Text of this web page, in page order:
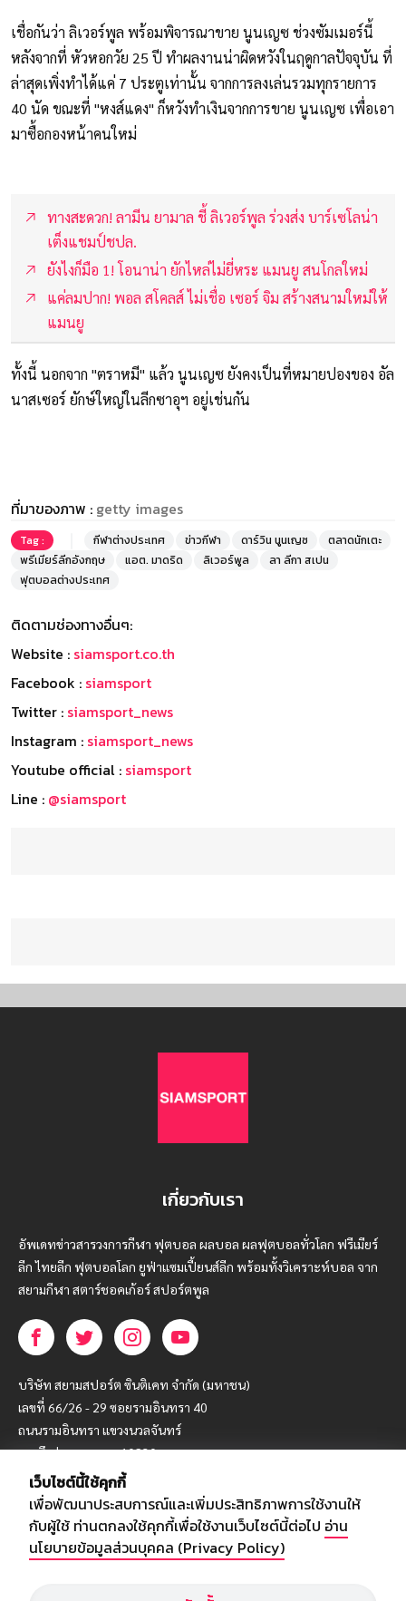
เชื่อกันว่า ลิเวอร์พูล พร้อมพิจารณาขาย นูนเญซ ช่วงซัมเมอร์นี้
หลังจากที่ หัวหอกวัย 25 ปี ทำผลงานน่าผิดหวังในฤดูกาลปัจจุบัน ที่
ล่าสุดเพิ่งทำได้แค่ 7 ประตูเท่านั้น จากการลงเล่นรวมทุกรายการ
40 นัด ขณะที่ "หงส์แดง" ก็หวังทำเงินจากการขาย นูนเญซ เพื่อเอา
มาซื้อกองหน้าคนใหม่
ทางสะดวก! ลามีน ยามาล ชี้ ลิเวอร์พูล ร่วงส่ง บาร์เซโลน่า
เต็งแชมป์ชปล.
ยังไงก็มือ 1! โอนาน่า ยักไหล่ไม่ยี่หระ แมนยู สนโกลใหม่
แค่ลมปาก! พอล สโคลส์ ไม่เชื่อ เซอร์ จิม สร้างสนามใหม่ให้
แมนยู
ทั้งนี้ นอกจาก "ตราหมี" แล้ว นูนเญซ ยังคงเป็นที่หมายปองของ อัล
นาสเซอร์ ยักษ์ใหญ่ในลีกซาอุฯ อยู่เช่นกัน
ที่มาของภาพ : getty images
Tag : กีฬาต่างประเทศ ข่าวกีฬา ดาร์วิน นูนเญซ
ตลาดนักเตะ
พรีเมียร์ลีกอังกฤษ
แอต. มาดริด ลิเวอร์พูล
ลา ลีกา สเปน
ฟุตบอลต่างประเทศ
ติดตามช่องทางอื่นๆ:
Website : siamsport.co.th
Facebook : siamsport
Twitter : siamsport_news
Instagram : siamsport_news
Youtube official : siamsport
Line : @siamsport
เกี่ยวกับเรา
อัพเดทข่าวสารวงการกีฬา ฟุตบอล ผลบอล ผลฟุตบอลทั่วโลก ฟรีเมียร์
ลีก ไทยลีก ฟุตบอลโลก ยูฟ่าแซมเปี้ยนส์ลีก พร้อมทั้งวิเคราะห์บอล จาก
สยามกีฬา สตาร์ชอคเก้อร์ สปอร์ตพูล
บริษัท สยามสปอร์ต ซินติเคท จำกัด (มหาชน)
เลขที่ 66/26 - 29 ซอยรามอินทรา 40
ถนนรามอินทรา แขวงนวลจันทร์
เขตบึงกุ่ม กรุงเทพฯ 10230
โทร : 02-5088-000
อีเมล์ : webmaster@siamsport.co.th
เว็บไซต์ : www.siamsport.co.th
เว็บไซต์นี้ใช้คุกกี้
เพื่อพัฒนาประสบการณ์และเพิ่มประสิทธิภาพการใช้งานให้
กับผู้ใช้ ท่านตกลงใช้คุกกี้เพื่อใช้งานเว็บไซต์นี้ต่อไป อ่าน
นโยบายข้อมูลส่วนบุคคล (Privacy Policy)